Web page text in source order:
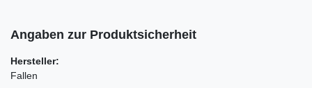
Angaben zur Produktsicherheit
Hersteller:
Fallen